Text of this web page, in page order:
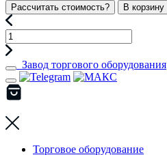
Рассчитать стоимость? В корзину
Завод торгового оборудования
Торговое оборудование